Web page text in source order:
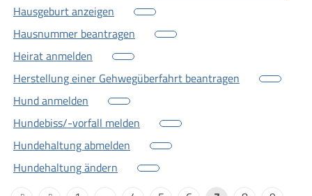
Hausgeburt anzeigen
Hausnummer beantragen
Heirat anmelden
Herstellung einer Gehwegüberfahrt beantragen
Hund anmelden
Hundebiss/-vorfall melden
Hundehaltung abmelden
Hundehaltung ändern